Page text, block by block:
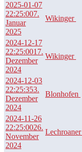
2025-01-07
22:25:007.
Januar
2025
Wikinger
2024-12-17
22:25:0017.
Dezember
2024
Wikinger
2024-12-03
22:25:353.
Dezember
2024
Blonhofen
2024-11-26
22:25:0026.
November
2024
Lechroaner